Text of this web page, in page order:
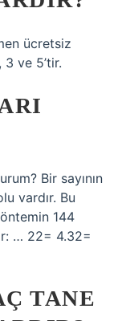
ücretsiz
3 ve 5’tir.
Bir sayının
vardır. Bu
144
… 22= 4.32=
TANE